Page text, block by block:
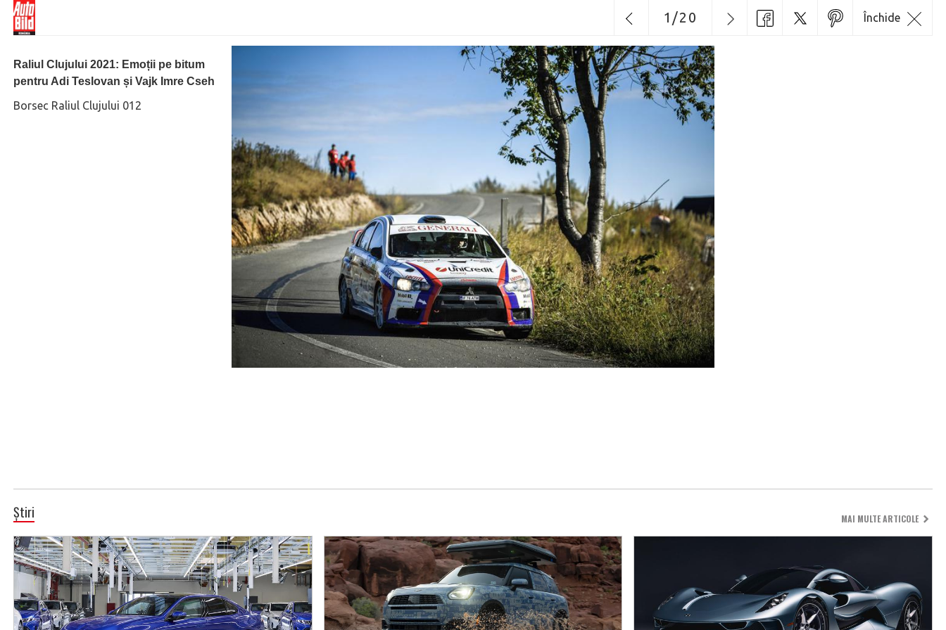
Raliul Clujului 2021: Emoții pe bitum
pentru Adi Teslovan și Vajk Imre Cseh
Borsec Raliul Clujului 012
Închide
1 /20
Știri MAI MULTE ARTICOLE